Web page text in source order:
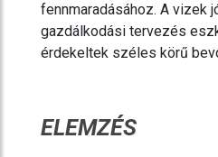
fennmaradásához. A vizek
gazdálkodási tervezés
érdekeltek széles körű
ELEMZÉS